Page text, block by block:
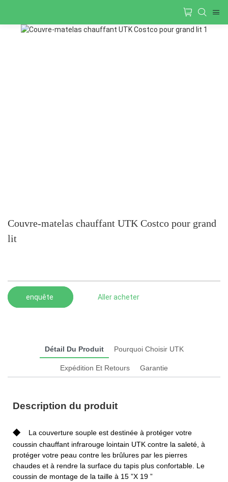
Couvre-matelas chauffant UTK Costco pour grand
lit
enquête Aller acheter
Détail Du Produit Pourquoi Choisir UTK
Expédition Et Retours Garantie
Description du produit
◆
La couverture souple est destinée à protéger votre
coussin chauffant infrarouge lointain UTK contre la saleté, à
protéger votre peau contre les brûlures par les pierres
chaudes et à rendre la surface du tapis plus confortable. Le
coussin de montage de la taille à 15 ”X 19 ”